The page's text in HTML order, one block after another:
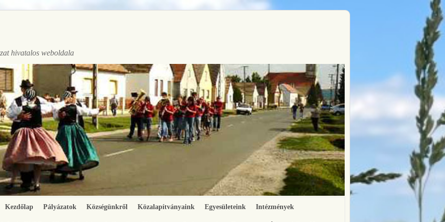
hivatalos weboldala
Kezdőlap Pályázatok Községünkről Közalapítványaink Egyesületeink Intézmények